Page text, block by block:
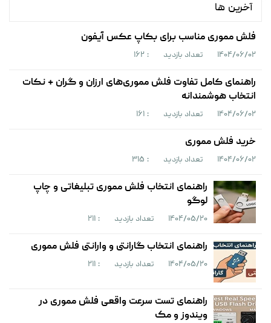
آخرین ها
فلش مموری مناسب برای بکاپ عکس آیفون
۱۴۰۴/۰۶/۰۲ تعداد بازدید : ۱۶۲
راهنمای کامل تفاوت فلش مموری‌های ارزان و گران + نکات
انتخاب هوشمندانه
۱۴۰۴/۰۶/۰۲ تعداد بازدید : ۱۶۱
خرید فلش مموری
۱۴۰۴/۰۶/۰۲ تعداد بازدید : ۳۱۵
راهنمای انتخاب فلش مموری تبلیغاتی و چاپ
لوگو
۱۴۰۴/۰۵/۲۰ تعداد بازدید : ۲۱۱
راهنمای انتخاب گارانتی و وارانتی فلش مموری
۱۴۰۴/۰۵/۲۰ تعداد بازدید : ۲۱۱
راهنمای تست سرعت واقعی فلش مموری در
ویندوز و مک